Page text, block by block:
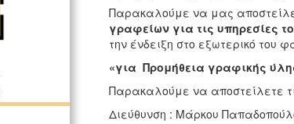
Παρακαλούμε να μας
γραφείων για τις υπηρεσίες
την ένδειξη στο εξωτερικό του
«για Προμήθεια γραφικής
Παρακαλούμε να αποστείλετε
Διεύθυνση : Μάρκου